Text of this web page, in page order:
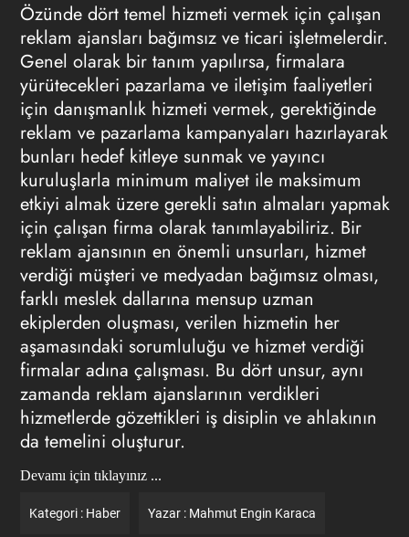
Özünde dört temel hizmeti vermek için çalışan
reklam ajansları bağımsız ve ticari işletmelerdir.
Genel olarak bir tanım yapılırsa, firmalara
yürütecekleri pazarlama ve iletişim faaliyetleri
için danışmanlık hizmeti vermek, gerektiğinde
reklam ve pazarlama kampanyaları hazırlayarak
bunları hedef kitleye sunmak ve yayıncı
kuruluşlarla minimum maliyet ile maksimum
etkiyi almak üzere gerekli satın almaları yapmak
için çalışan firma olarak tanımlayabiliriz. Bir
reklam ajansının en önemli unsurları, hizmet
verdiği müşteri ve medyadan bağımsız olması,
farklı meslek dallarına mensup uzman
ekiplerden oluşması, verilen hizmetin her
aşamasındaki sorumluluğu ve hizmet verdiği
firmalar adına çalışması. Bu dört unsur, aynı
zamanda reklam ajanslarının verdikleri
hizmetlerde gözettikleri iş disiplin ve ahlakının
da temelini oluşturur.
Devamı için tıklayınız ...
Kategori : Haber Yazar : Mahmut Engin Karaca